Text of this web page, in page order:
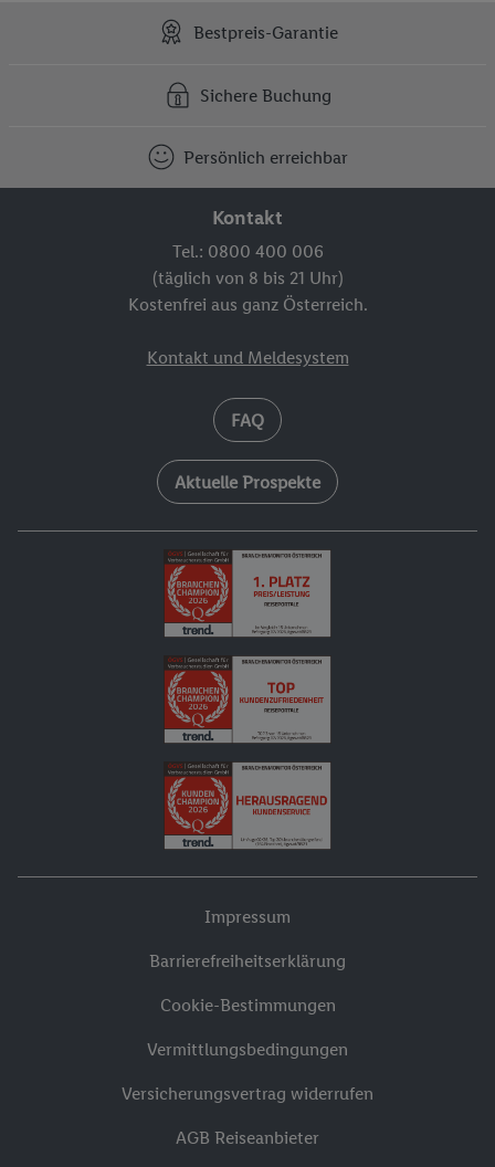
Bestpreis-Garantie
Sichere Buchung
Persönlich erreichbar
Kontakt
Tel.: 0800 400 006
(täglich von 8 bis 21 Uhr)
Kostenfrei aus ganz Österreich.
Kontakt und Meldesystem
FAQ
Aktuelle Prospekte
Impressum
Barrierefreiheitserklärung
Cookie-Bestimmungen
Vermittlungsbedingungen
Versicherungsvertrag widerrufen
AGB Reiseanbieter